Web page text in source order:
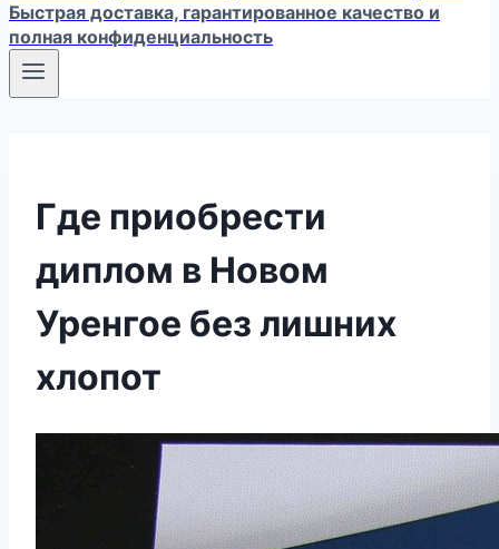
Быстрая доставка, гарантированное качество и
полная конфиденциальность
Где приобрести
диплом в Новом
Уренгое без лишних
хлопот